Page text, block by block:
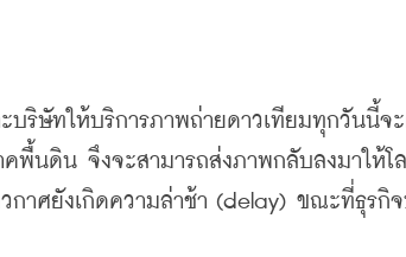
ะบริษัทให้บริการภาพถ่ายดาวเทียมทุกวันนี้จ
คพื้นดิน จึงจะสามารถส่งภาพกลับลงมาให้โ
กาศยังเกิดความล่าช้า (delay) ขณะที่ธุรกิจ